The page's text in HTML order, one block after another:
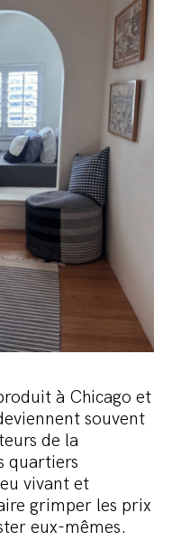
à Chicago et
souvent
de la
quartiers
vivant et
grimper les prix
eux-mêmes.